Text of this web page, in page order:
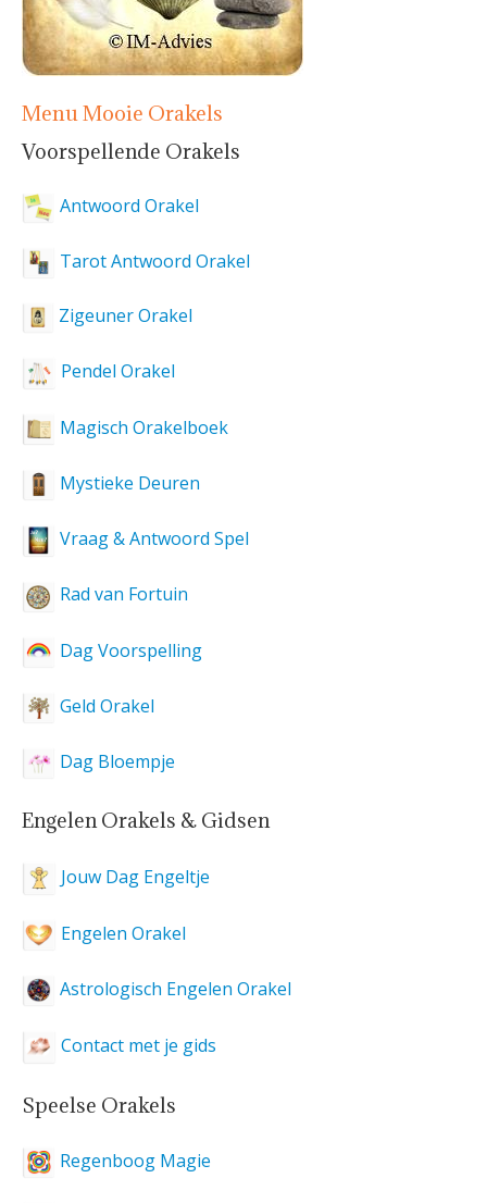
Menu Mooie Orakels
Voorspellende Orakels
Antwoord Orakel
Tarot Antwoord Orakel
Zigeuner Orakel
Pendel Orakel
Magisch Orakelboek
Mystieke Deuren
Vraag & Antwoord Spel
Rad van Fortuin
Dag Voorspelling
Geld Orakel
Dag Bloempje
Engelen Orakels & Gidsen
Jouw Dag Engeltje
Engelen Orakel
Astrologisch Engelen Orakel
Contact met je gids
Speelse Orakels
Regenboog Magie